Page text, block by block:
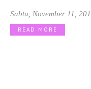
Sabtu, November 11,
READ MORE